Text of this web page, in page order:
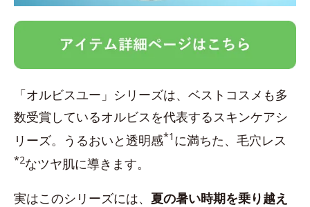
「オルビスユー」シリーズは、ベストコスメも多
数受賞しているオルビスを代表するスキンケアシ
リーズ。うるおいと透明感*1 に満ちた、毛穴レス
*2なツヤ肌に導きます。
実はこのシリーズには、 夏の暑い時期を乗り越え